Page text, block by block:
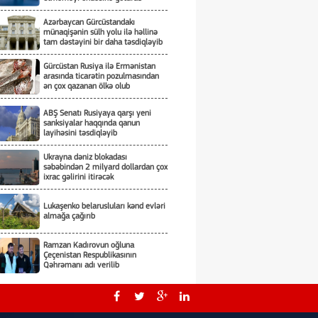
Azərbaycan Gürcüstandakı
münaqişənin sülh yolu ilə həllinə
tam dəstəyini bir daha təsdiqləyib
Gürcüstan Rusiya ilə Ermənistan
arasında ticarətin pozulmasından
ən çox qazanan ölkə olub
ABŞ Senatı Rusiyaya qarşı yeni
sanksiyalar haqqında qanun
layihəsini təsdiqləyib
Ukrayna dəniz blokadası
səbəbindən 2 milyard dollardan çox
ixrac gəlirini itirəcək
Lukaşenko belarusluları kənd evləri
almağa çağırıb
Ramzan Kadırovun oğluna
Çeçenistan Respublikasının
Qəhrəmanı adı verilib
Üçtərəfli sazişin detalları nədən